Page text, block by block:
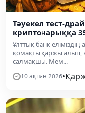
Тәуекел тест-
криптонарыққа
Ұлттық банк
қомақты қаржы алып,
салмақшы. Мем...
10 ақпан 2026•